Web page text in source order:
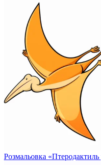
Розмальовка «Птеродактиль